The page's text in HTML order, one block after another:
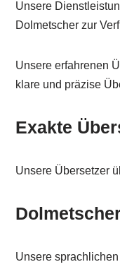
Unsere
Dolmetscher zur
Unsere erfahrenen
klare und präzise
Exakte
Unsere Übersetzer
Unsere